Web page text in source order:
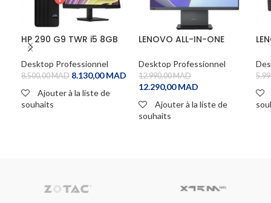
HP 290 G9 TWR i5 8GB
512SSD DOS P22v 3Y
Desktop Professionnel
8.500,00MAD 8.130,00MAD
Ajouter à la liste de
souhaits
LENOVO ALL-IN-ONE
Gen 5 i7 13th
Desktop Professionnel
12.990,00MAD
12.290,00MAD
Ajouter à la liste de
souhaits